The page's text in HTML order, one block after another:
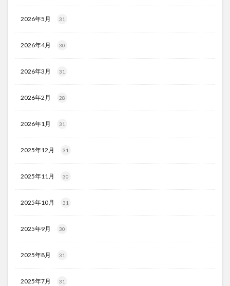
2026年5月 31
2026年4月 30
2026年3月 31
2026年2月 28
2026年1月 31
2025年12月 31
2025年11月 30
2025年10月 31
2025年9月 30
2025年8月 31
2025年7月 31